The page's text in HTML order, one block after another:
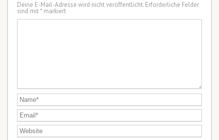
Deine E-Mail-Adresse wird nicht veröffentlicht. Erforderliche Felder
sind mit*markiert